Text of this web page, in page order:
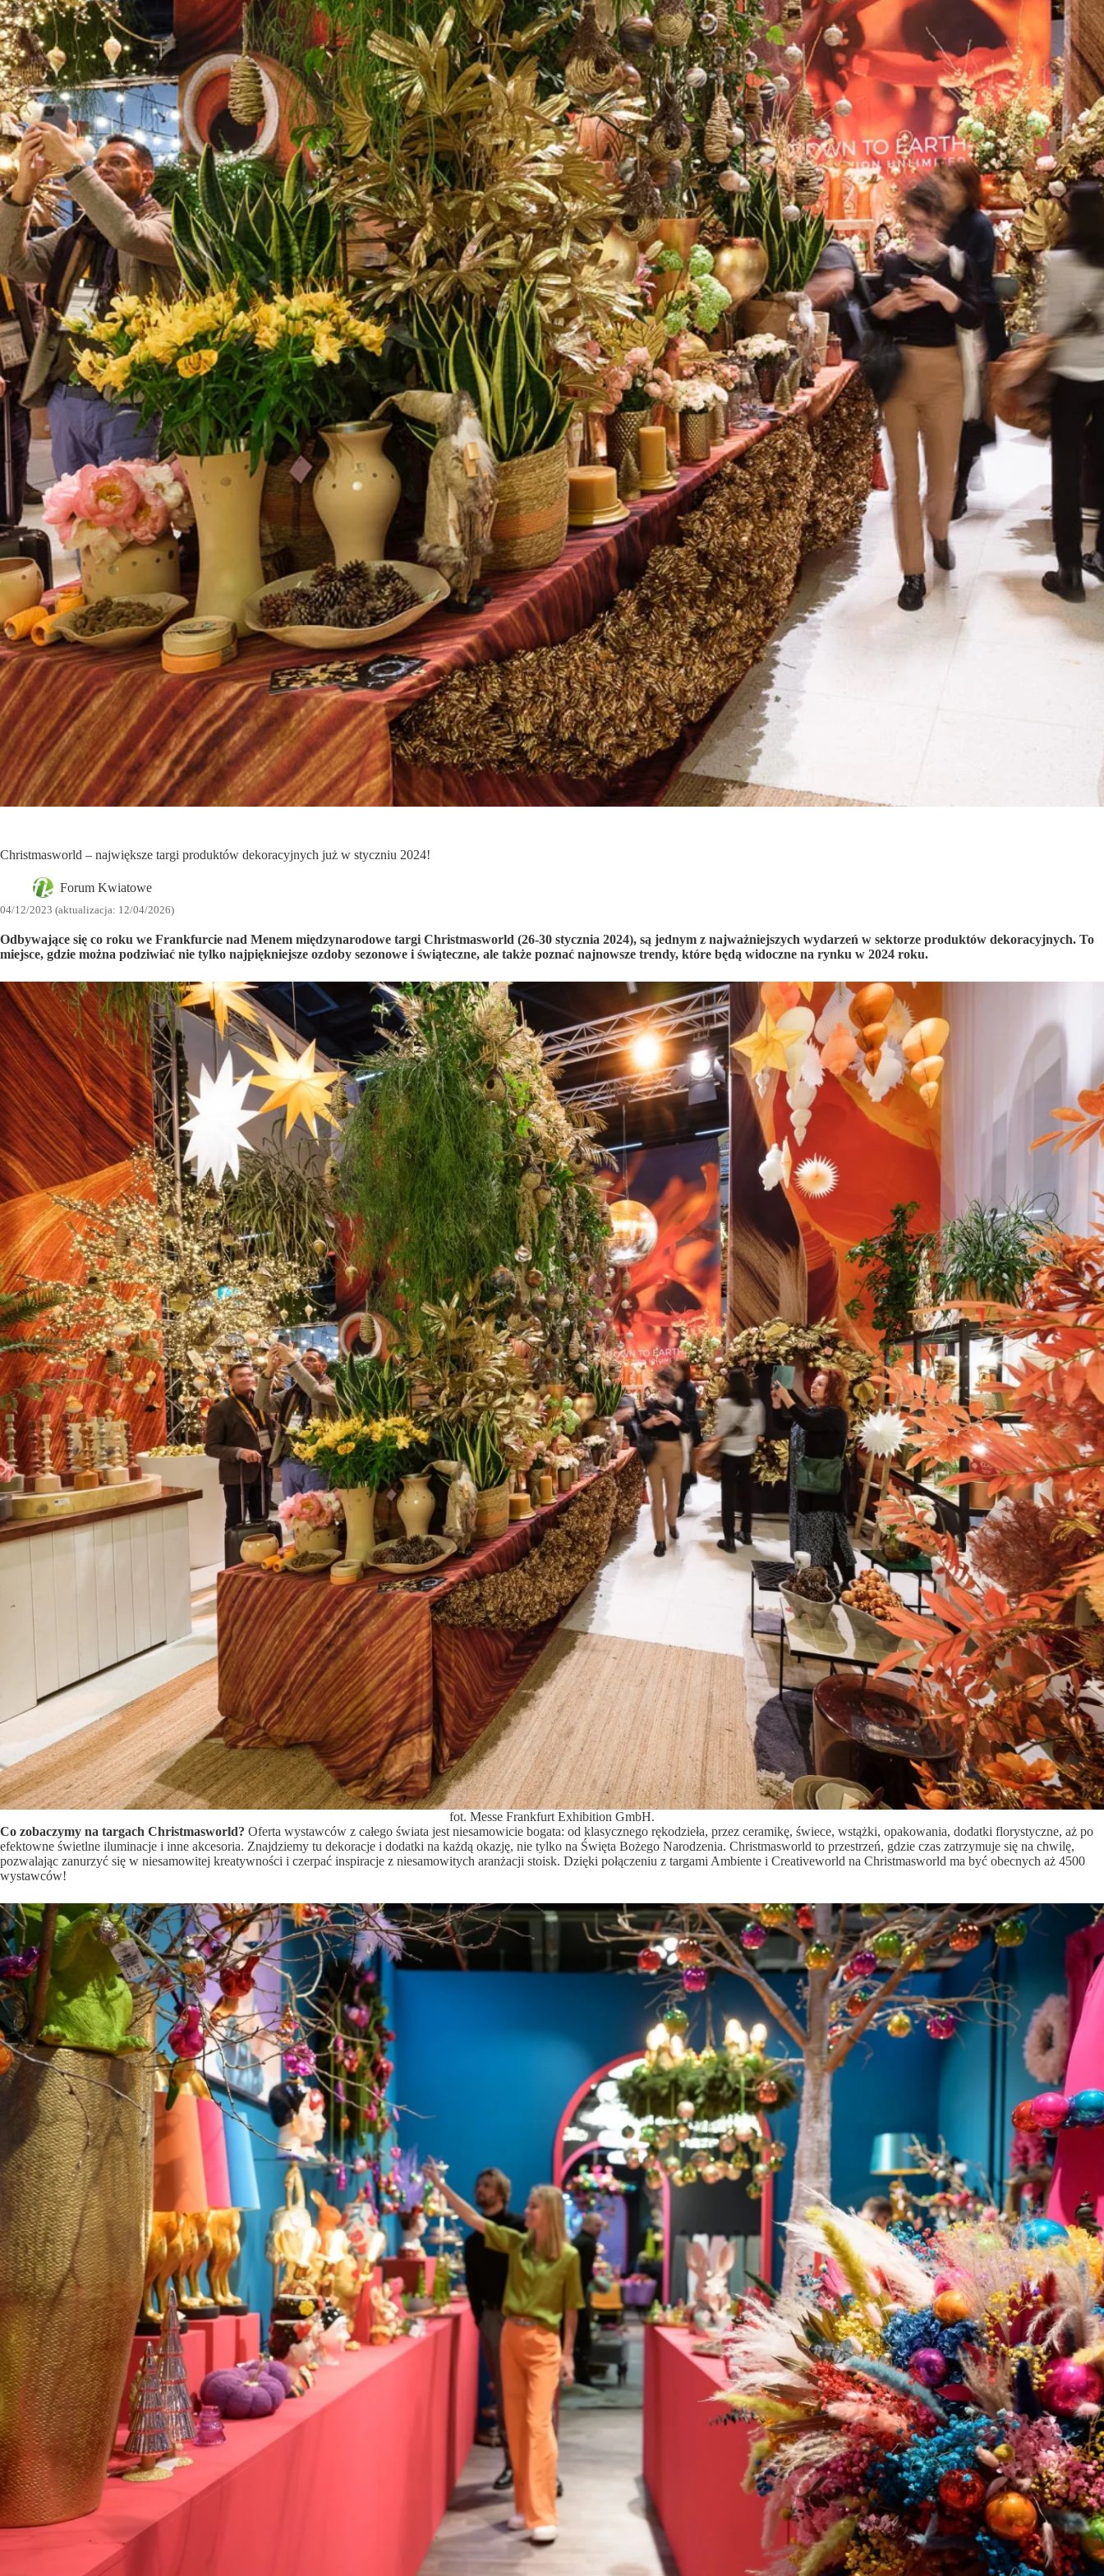
Christmasworld – największe targi produktów dekoracyjnych już w styczniu 2024!
Forum Kwiatowe
04/12/2023 (aktualizacja: 12/04/2026)
Odbywające się co roku we Frankfurcie nad Menem międzynarodowe targi Christmasworld (26-30 stycznia 2024), są jednym z najważniejszych wydarzeń w sektorze produktów dekoracyjnych. To
miejsce, gdzie można podziwiać nie tylko najpiękniejsze ozdoby sezonowe i świąteczne, ale także poznać najnowsze trendy, które będą widoczne na rynku w 2024 roku.
fot. Messe Frankfurt Exhibition GmbH.
Co zobaczymy na targach Christmasworld? Oferta wystawców z całego świata jest niesamowicie bogata: od klasycznego rękodzieła, przez ceramikę, świece, wstążki, opakowania, dodatki florystyczne, aż po
efektowne świetlne iluminacje i inne akcesoria. Znajdziemy tu dekoracje i dodatki na każdą okazję, nie tylko na Święta Bożego Narodzenia. Christmasworld to przestrzeń, gdzie czas zatrzymuje się na chwilę,
pozwalając zanurzyć się w niesamowitej kreatywności i czerpać inspiracje z niesamowitych aranżacji stoisk. Dzięki połączeniu z targami Ambiente i Creativeworld na Christmasworld ma być obecnych aż 4500
wystawców!